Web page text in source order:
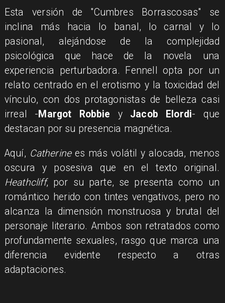
Esta versión de "Cumbres Borrascosas" se
inclina más hacia lo banal, lo carnal y lo
pasional, alejándose de la complejidad
psicológica que hace de la novela una
experiencia perturbadora. Fennell opta por un
relato centrado en el erotismo y la toxicidad del
vínculo, con dos protagonistas de belleza casi
irreal -Margot Robbie y Jacob Elordi- que
destacan por su presencia magnética.
Aquí, Catherinees más volátil y alocada, menos
oscura y posesiva que en el texto original.
Heathcliff, por su parte, se presenta como un
romántico herido con tintes vengativos, pero no
alcanza la dimensión monstruosa y brutal del
personaje literario. Ambos son retratados como
profundamente sexuales, rasgo que marca una
diferencia evidente respecto a otras
adaptaciones.